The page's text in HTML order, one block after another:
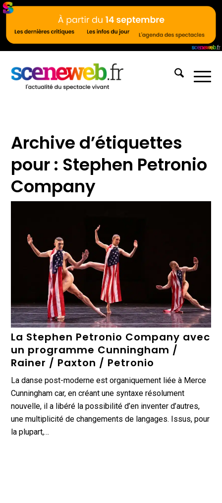
Archive d’étiquettes
pour : Stephen Petronio
Company
La Stephen Petronio Company avec
un programme Cunningham /
Rainer / Paxton / Petronio
La danse post-moderne est organiquement liée à Merce
Cunningham car, en créant une syntaxe résolument
nouvelle, il a libéré la possibilité d’en inventer d’autres,
une multiplicité de changements de langages. Issus, pour
la plupart,…